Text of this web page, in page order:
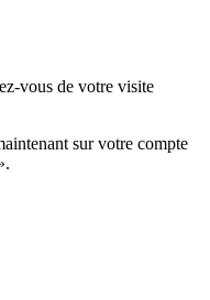
vous de votre visite
sur votre compte